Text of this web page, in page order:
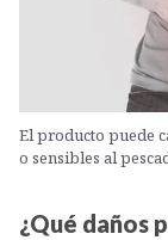
El producto puede
o sensibles al
¿Qué daños